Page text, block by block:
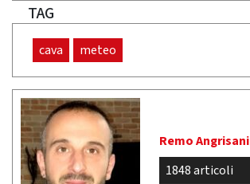
TAG
cava meteo
Remo Angrisani
1848 articoli